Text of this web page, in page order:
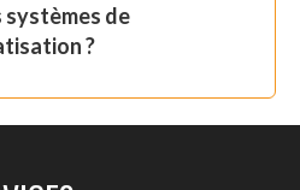
systèmes de
?